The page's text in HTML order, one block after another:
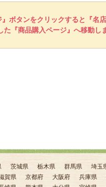
』ボタンをクリックすると『名
た『商品購入ページ』へ移動し
茨城県 栃木県 群馬県 埼玉
賀県 京都府 大阪府 兵庫県